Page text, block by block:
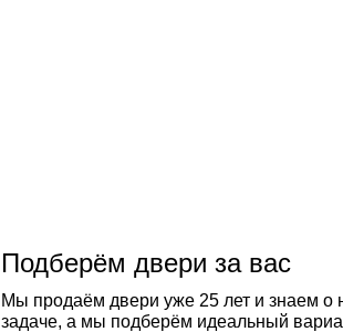
Подберём двери за вас
Мы продаём двери уже 25 лет и знаем о
задаче, а мы подберём идеальный